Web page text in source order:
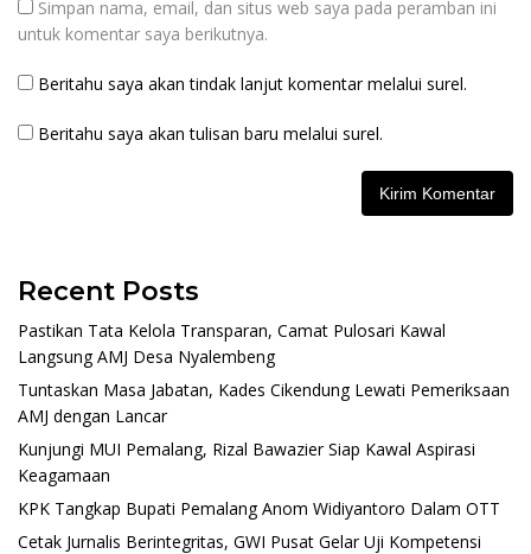
Simpan nama, email, dan situs web saya pada peramban ini
untuk komentar saya berikutnya.
Beritahu saya akan tindak lanjut komentar melalui surel.
Beritahu saya akan tulisan baru melalui surel.
Recent Posts
Pastikan Tata Kelola Transparan, Camat Pulosari Kawal
Langsung AMJ Desa Nyalembeng
Tuntaskan Masa Jabatan, Kades Cikendung Lewati Pemeriksaan
AMJ dengan Lancar
Kunjungi MUI Pemalang, Rizal Bawazier Siap Kawal Aspirasi
Keagamaan
KPK Tangkap Bupati Pemalang Anom Widiyantoro Dalam OTT
Cetak Jurnalis Berintegritas, GWI Pusat Gelar Uji Kompetensi